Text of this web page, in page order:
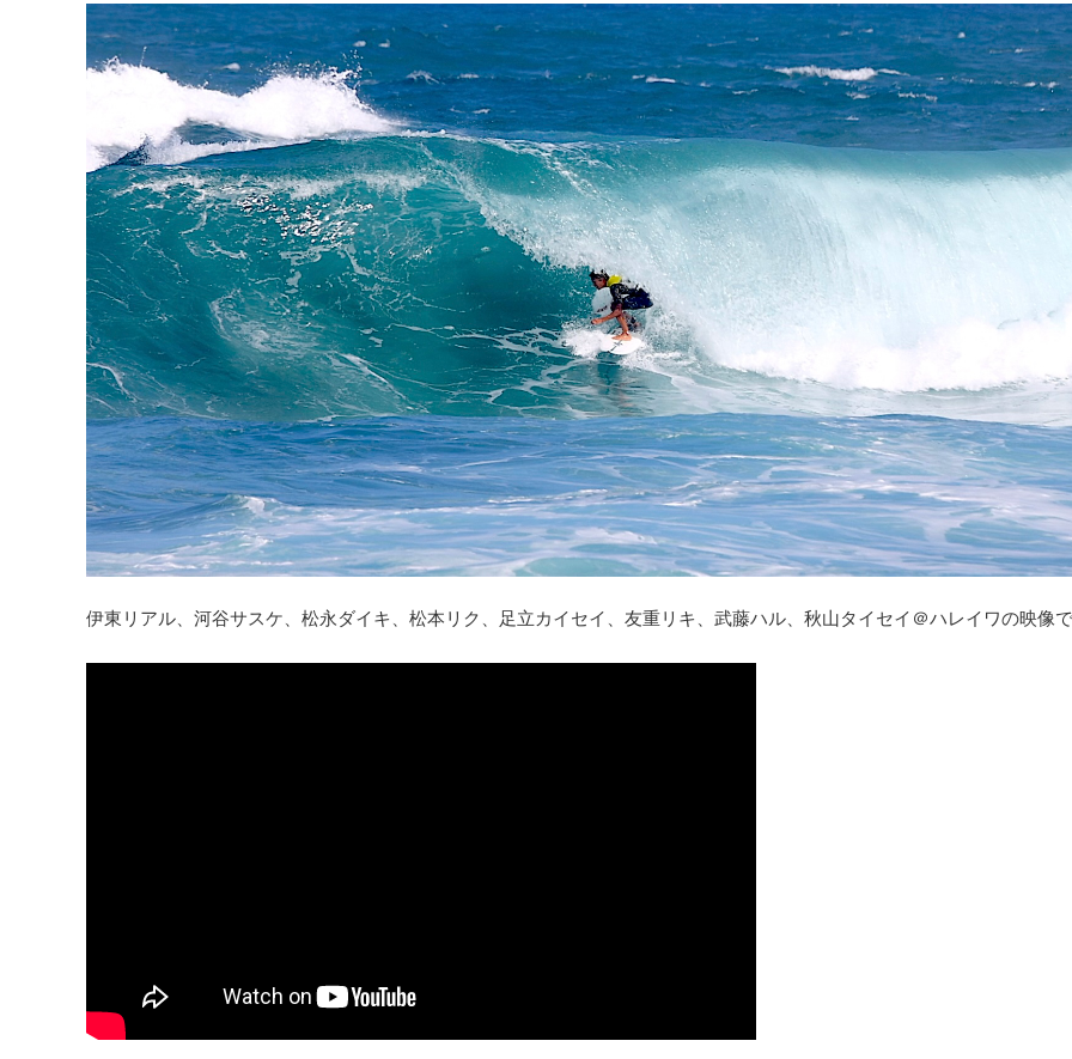
伊東リアル、河谷サスケ、松永ダイキ、松本リク、足立カイセイ、友重リキ、武藤ハル、秋山タイセイ＠ハレイワの映像